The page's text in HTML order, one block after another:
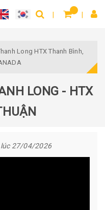
Long HTX Thanh Bình,
LONG - HTX
27/04/2026